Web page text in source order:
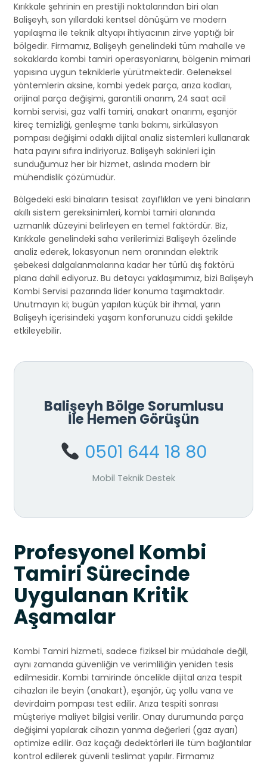
Kırıkkale şehrinin en prestijli noktalarından biri olan
Balişeyh, son yıllardaki kentsel dönüşüm ve modern
yapılaşma ile teknik altyapı ihtiyacının zirve yaptığı bir
bölgedir. Firmamız, Balişeyh genelindeki tüm mahalle ve
sokaklarda kombi tamiri operasyonlarını, bölgenin mimari
yapısına uygun tekniklerle yürütmektedir. Geleneksel
yöntemlerin aksine, kombi yedek parça, arıza kodları,
orijinal parça değişimi, garantili onarım, 24 saat acil
kombi servisi, gaz valfi tamiri, anakart onarımı, eşanjör
kireç temizliği, genleşme tankı bakımı, sirkülasyon
pompası değişimi odaklı dijital analiz sistemleri kullanarak
hata payını sıfıra indiriyoruz. Balişeyh sakinleri için
sunduğumuz her bir hizmet, aslında modern bir
mühendislik çözümüdür.
Bölgedeki eski binaların tesisat zayıflıkları ve yeni binaların
akıllı sistem gereksinimleri, kombi tamiri alanında
uzmanlık düzeyini belirleyen en temel faktördür. Biz,
Kırıkkale genelindeki saha verilerimizi Balişeyh özelinde
analiz ederek, lokasyonun nem oranından elektrik
şebekesi dalgalanmalarına kadar her türlü dış faktörü
plana dahil ediyoruz. Bu detaycı yaklaşımımız, bizi Balişeyh
Kombi Servisi pazarında lider konuma taşımaktadır.
Unutmayın ki; bugün yapılan küçük bir ihmal, yarın
Balişeyh içerisindeki yaşam konforunuzu ciddi şekilde
etkileyebilir.
Balişeyh Bölge Sorumlusu
İle Hemen Görüşün
0501 644 18 80
Mobil Teknik Destek
Profesyonel Kombi
Tamiri Sürecinde
Uygulanan Kritik
Aşamalar
Kombi Tamiri hizmeti, sadece fiziksel bir müdahale değil,
aynı zamanda güvenliğin ve verimliliğin yeniden tesis
edilmesidir. Kombi tamirinde öncelikle dijital arıza tespit
cihazları ile beyin (anakart), eşanjör, üç yollu vana ve
devirdaim pompası test edilir. Arıza tespiti sonrası
müşteriye maliyet bilgisi verilir. Onay durumunda parça
değişimi yapılarak cihazın yanma değerleri (gaz ayarı)
optimize edilir. Gaz kaçağı dedektörleri ile tüm bağlantılar
kontrol edilerek güvenli teslimat yapılır. Firmamız